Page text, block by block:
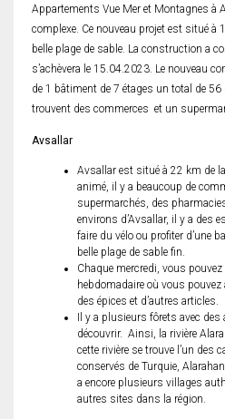
Appartements Vue Mer et Montagnes à
complexe. Ce nouveau projet est situé à
belle plage de sable. La construction a
s’achèvera le 15.04.2023. Le nouveau
de 1 bâtiment de 7 étages un total de
trouvent des commerces et un
Avsallar
Avsallar est situé à 22 km de
animé, il y a beaucoup de
supermarchés, des
environs d’Avsallar, il y a des
faire du vélo ou profiter d’une
belle plage de sable fin.
Chaque mercredi, vous
hebdomadaire où vous
des épices et d’autres articles.
Il y a plusieurs fôrets avec
découvrir. Ainsi, la rivière
cette rivière se trouve l’un des
conservés de Turquie,
a encore plusieurs villages
autres sites dans la région.